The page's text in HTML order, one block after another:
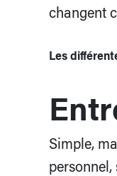
changent
Les
Simple,